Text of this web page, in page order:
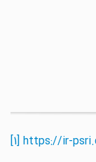
[1] https://ir-